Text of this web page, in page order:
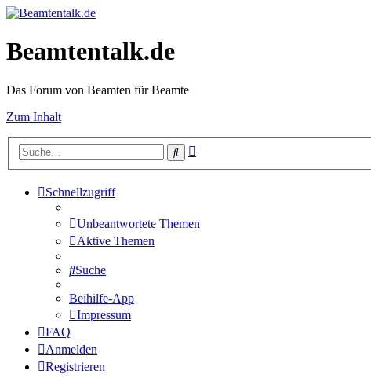
Beamtentalk.de
Das Forum von Beamten für Beamte
Zum Inhalt
Suche
Schnellzugriff
Unbeantwortete Themen
Aktive Themen
Suche
Beihilfe-App
Impressum
FAQ
Anmelden
Registrieren